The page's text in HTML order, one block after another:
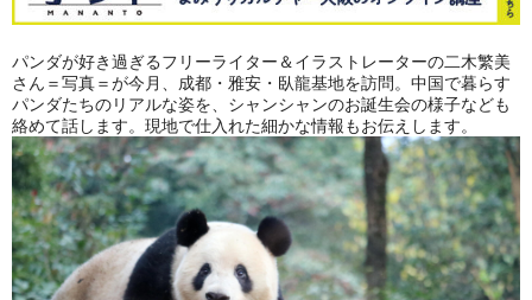
パンダが好き過ぎるフリーライター＆イラストレーターの二木繁美
さん＝写真＝が今月、成都・雅安・臥龍基地を訪問。中国で暮らす
パンダたちのリアルな姿を、シャンシャンのお誕生会の様子なども
絡めて話します。現地で仕入れた細かな情報もお伝えします。